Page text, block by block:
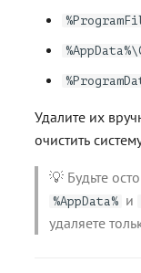
Удалите их
очистить
💡 Будьте
%AppData% и
удаляете